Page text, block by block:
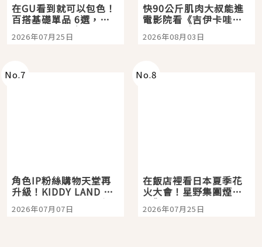
在GU看到就可以包色！
百搭基礎單品 6選，閉
眼全收也不心疼
2026年07月25日
快90公斤肌肉大叔能進
電影院看《吉伊卡哇》
嗎？日本重金屬樂團
「打首」會長與nagano
2026年08月03日
No.7
角色IP粉絲購物天堂再
升級！KIDDY LAND 原
宿店吉伊卡哇迎客，新
開幕 OMOKADO 店3分
2026年07月07日
No.8
在飯店裡看日本夏季花
火大會！星野集團煙火
景觀飯店6選，讓你不用
人擠人悠閒欣賞
2026年07月25日